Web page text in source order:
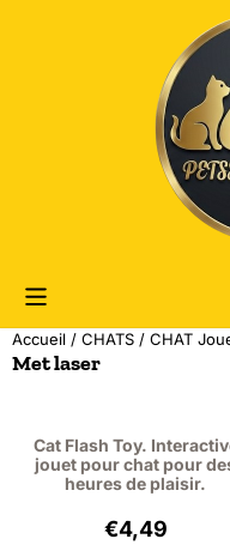
Les préférences de cookies
Accueil / CHATS / CHAT
Met laser
Cat Flash Toy.
jouet pour chat pour
heures de plaisir.
Prix: 4,49,
€4,49